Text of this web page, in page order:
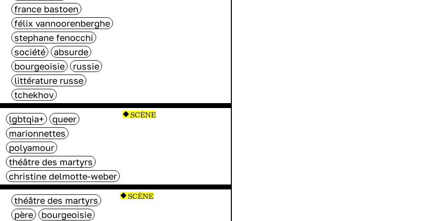
france bastoen
félix vannoorenberghe
stephane fenocchi
société
absurde
bourgeoisie
russie
littérature russe
tchekhov
lgbtqia+
queer
marionnettes
polyamour
théâtre des martyrs
christine delmotte-weber
SCÈNE
théâtre des martyrs
père
bourgeoisie
SCÈNE